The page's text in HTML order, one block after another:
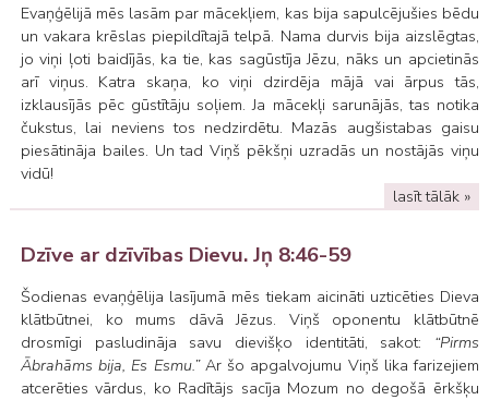
Evaņģēlijā mēs lasām par mācekļiem, kas bija sapulcējušies bēdu
un vakara krēslas piepildītajā telpā. Nama durvis bija aizslēgtas,
jo viņi ļoti baidījās, ka tie, kas sagūstīja Jēzu, nāks un apcietinās
arī viņus. Katra skaņa, ko viņi dzirdēja mājā vai ārpus tās,
izklausījās pēc gūstītāju soļiem. Ja mācekļi sarunājās, tas notika
čukstus, lai neviens tos nedzirdētu. Mazās augšistabas gaisu
piesātināja bailes. Un tad Viņš pēkšņi uzradās un nostājās viņu
vidū!
lasīt tālāk »
Dzīve ar dzīvības Dievu. Jņ 8:46-59
Šodienas evaņģēlija lasījumā mēs tiekam aicināti uzticēties Dieva
klātbūtnei, ko mums dāvā Jēzus. Viņš oponentu klātbūtnē
drosmīgi pasludināja savu dievišķo identitāti, sakot: “Pirms
Ābrahāms bija, Es Esmu.”Ar šo apgalvojumu Viņš lika farizejiem
atcerēties vārdus, ko Radītājs sacīja Mozum no degošā ērkšķu